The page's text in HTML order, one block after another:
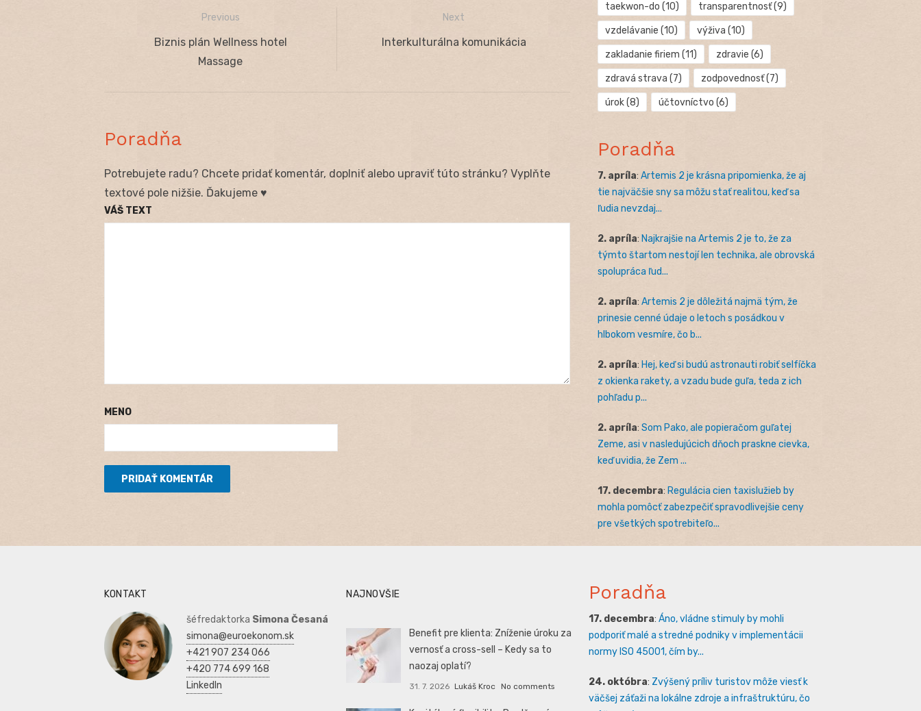
Navigácia
Previous
Previous
Biznis plán Wellness hotel
Massage
Next
Next
Interkulturálna komunikácia
Poradňa
Potrebujete radu? Chcete pridať komentár, doplniť alebo upraviť túto stránku? Vyplňte
textové pole nižšie. Ďakujeme ♥
VÁŠ TEXT
MENO
taekwon-do (10) transparentnosť(9)
vzdelávanie (10) výživa (10)
zakladanie firiem (11) zdravie (6)
zdravá strava (7) zodpovednosť(7)
úrok(8) účtovníctvo (6)
Poradňa
7. apríla: Artemis 2 je krásna pripomienka, že aj
tie najväčšie sny sa môžu stať realitou, keď sa
ľudia nevzdaj...
2. apríla: Najkrajšie na Artemis 2 je to, že za
týmto štartom nestojí len technika, ale obrovská
spolupráca ľud...
2. apríla: Artemis 2 je dôležitá najmä tým, že
prinesie cenné údaje o letoch s posádkou v
hlbokom vesmíre, čo b...
2. apríla: Hej, keď si budú astronauti robiť selfíčka
z okienka rakety, a vzadu bude guľa, teda z ich
pohľadu p...
2. apríla: Som Pako, ale popieračom guľatej
Zeme, asi v nasledujúcich dňoch praskne cievka,
keď uvidia, že Zem ...
17. decembra: Regulácia cien taxislužieb by
mohla pomôcť zabezpečiť spravodlivejšie ceny
pre všetkých spotrebiteľo...
KONTAKT
šéfredaktorka Simona Česaná
simona@euroekonom.sk
+421 907 234 066
+420 774 699 168
LinkedIn
NAJNOVŠIE
Benefit pre klienta: Zníženie úroku za
vernosť a cross-sell – Kedy sa to
naozaj oplatí?
31. 7. 2026 Lukáš Kroc No comments
Poradňa
17. decembra: Áno, vládne stimuly by mohli
podporiť malé a stredné podniky v implementácii
normy ISO 45001, čím by...
24. októbra: Zvýšený príliv turistov môže viesť k
väčšej záťaži na lokálne zdroje a infraštruktúru, čo